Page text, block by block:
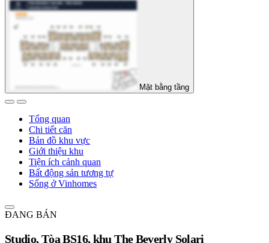
Mặt bằng tầng
Tổng quan
Chi tiết căn
Bản đồ khu vực
Giới thiệu khu
Tiện ích cảnh quan
Bất động sản tương tự
Sống ở Vinhomes
ĐANG BÁN
Studio, Tòa BS16, khu The Beverly Solari